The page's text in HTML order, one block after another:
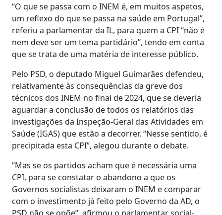
“O que se passa com o INEM é, em muitos aspetos,
um reflexo do que se passa na saúde em Portugal”,
referiu a parlamentar da IL, para quem a CPI “não é
nem deve ser um tema partidário”, tendo em conta
que se trata de uma matéria de interesse público.
Pelo PSD, o deputado Miguel Guimarães defendeu,
relativamente às consequências da greve dos
técnicos dos INEM no final de 2024, que se deveria
aguardar a conclusão de todos os relatórios das
investigações da Inspeção-Geral das Atividades em
Saúde (IGAS) que estão a decorrer. “Nesse sentido, é
precipitada esta CPI”, alegou durante o debate.
“Mas se os partidos acham que é necessária uma
CPI, para se constatar o abandono a que os
Governos socialistas deixaram o INEM e comparar
com o investimento já feito pelo Governo da AD, o